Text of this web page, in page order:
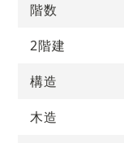
階数
2階建
構造
木造